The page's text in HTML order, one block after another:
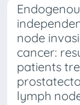
node
cancer:
patients
lymph